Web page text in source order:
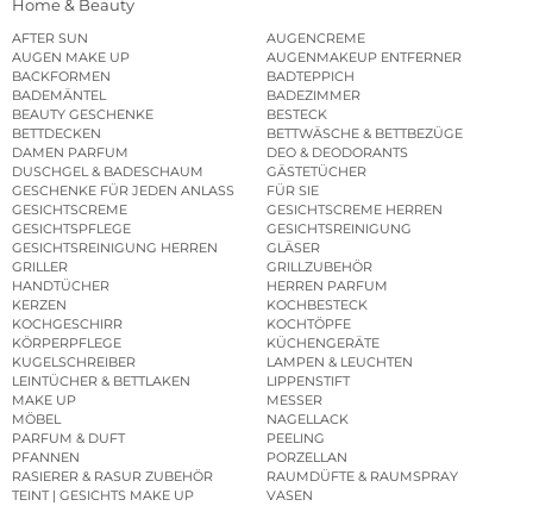
Home & Beauty
AFTER SUN
AUGENCREME
AUGEN MAKE UP
AUGENMAKEUP ENTFERNER
BACKFORMEN
BADTEPPICH
BADEMÄNTEL
BADEZIMMER
BEAUTY GESCHENKE
BESTECK
BETTDECKEN
BETTWÄSCHE & BETTBEZÜGE
DAMEN PARFUM
DEO & DEODORANTS
DUSCHGEL & BADESCHAUM
GÄSTETÜCHER
GESCHENKE FÜR JEDEN ANLASS
FÜR SIE
GESICHTSCREME
GESICHTSCREME HERREN
GESICHTSPFLEGE
GESICHTSREINIGUNG
GESICHTSREINIGUNG HERREN
GLÄSER
GRILLER
GRILLZUBEHÖR
HANDTÜCHER
HERREN PARFUM
KERZEN
KOCHBESTECK
KOCHGESCHIRR
KOCHTÖPFE
KÖRPERPFLEGE
KÜCHENGERÄTE
KUGELSCHREIBER
LAMPEN & LEUCHTEN
LEINTÜCHER & BETTLAKEN
LIPPENSTIFT
MAKE UP
MESSER
MÖBEL
NAGELLACK
PARFUM & DUFT
PEELING
PFANNEN
PORZELLAN
RASIERER & RASUR ZUBEHÖR
RAUMDÜFTE & RAUMSPRAY
TEINT | GESICHTS MAKE UP
VASEN